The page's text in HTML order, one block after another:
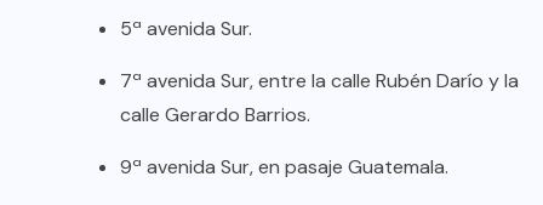
5ª avenida Sur.
7ª avenida Sur, entre la calle Rubén Darío y la
calle Gerardo Barrios.
9ª avenida Sur, en pasaje Guatemala.